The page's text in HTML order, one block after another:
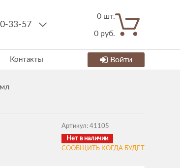
33-57
0 шт.
0 руб.
Контакты Войти
Артикул: 41105
Нет в наличии
СООБЩИТЬ КОГДА БУДЕТ